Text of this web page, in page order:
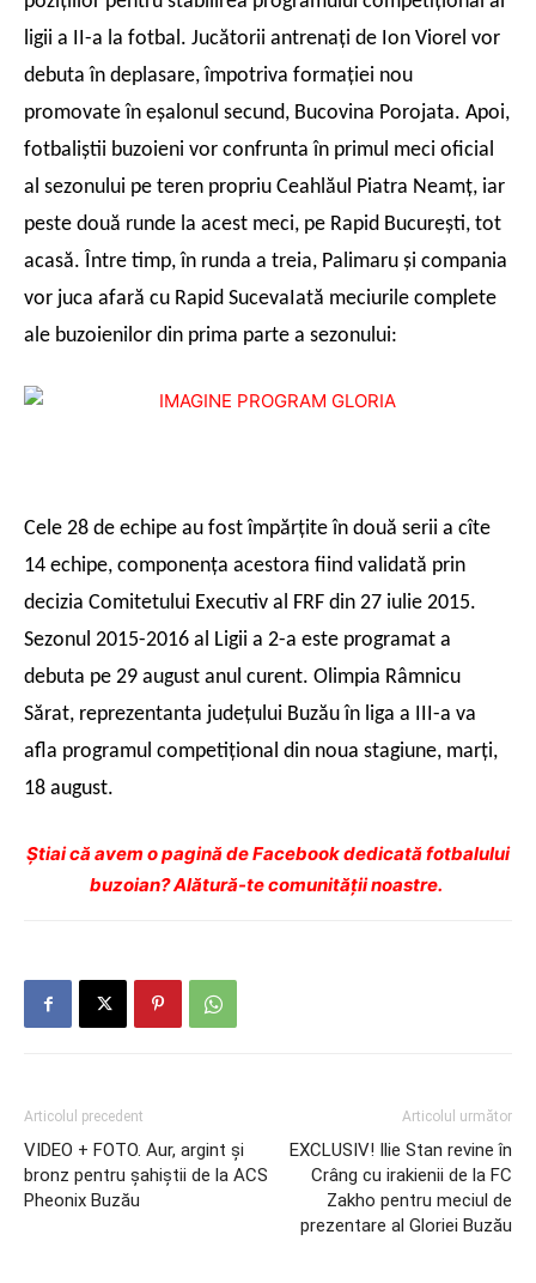
ligii a II-a la fotbal. Jucătorii antrenaţi de Ion Viorel vor
debuta în deplasare, împotriva formaţiei nou
promovate în eşalonul secund, Bucovina Porojata. Apoi,
fotbaliştii buzoieni vor confrunta în primul meci oficial
al sezonului pe teren propriu Ceahlăul Piatra Neamţ, iar
peste două runde la acest meci, pe Rapid Bucureşti, tot
acasă. Între timp, în runda a treia, Palimaru şi compania
vor juca afară cu Rapid SucevaIată meciurile complete
ale buzoienilor din prima parte a sezonului:
Cele 28 de echipe au fost împărţite în două serii a cîte
14 echipe, componenţa acestora fiind validată prin
decizia Comitetului Executiv al FRF din 27 iulie 2015.
Sezonul 2015-2016 al Ligii a 2-a este programat a
debuta pe 29 august anul curent. Olimpia Râmnicu
Sărat, reprezentanta judeţului Buzău în liga a III-a va
afla programul competiţional din noua stagiune, marţi,
18 august.
Ştiai că avem o pagină de Facebook dedicată fotbalului
buzoian? Alătură-te comunității noastre.
Articolul precedent
VIDEO + FOTO. Aur, argint și
bronz pentru șahiștii de la ACS
Pheonix Buzău
Articolul următor
EXCLUSIV! Ilie Stan revine în
Crâng cu irakienii de la FC
Zakho pentru meciul de
prezentare al Gloriei Buzău